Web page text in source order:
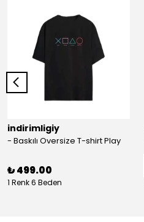
indirimligiy
- Baskılı Oversize T-shirt Play
₺ 499.00
1 Renk 6 Beden